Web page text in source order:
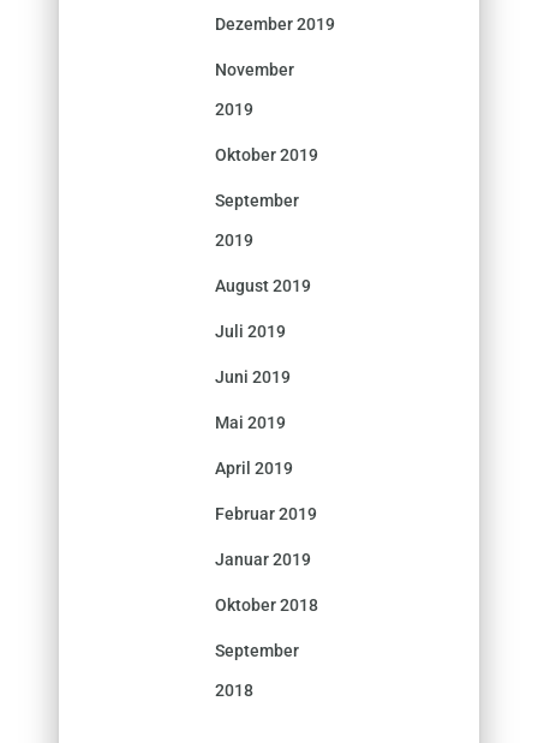
Dezember 2019
November
2019
Oktober 2019
September
2019
August 2019
Juli 2019
Juni 2019
Mai 2019
April 2019
Februar 2019
Januar 2019
Oktober 2018
September
2018